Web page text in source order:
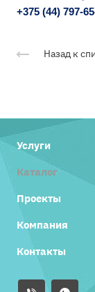
от –40°С до
Возможно
+375 (44) 797-
Назад к
Услуги
Каталог
Проекты
Компания
Контакты